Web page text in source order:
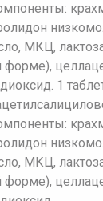
МКЦ,
форме),
диоксид. 1
МКЦ,
форме),